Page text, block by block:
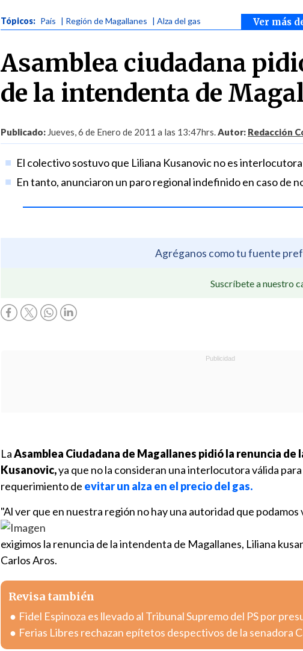
Ver más
Tópicos: País | Región de Magallanes | Alza del gas
Asamblea ciudadana
de la intendenta de
Publicado: Jueves, 6 de Enero de 2011 a las 13:47hrs.Autor: Redacción
El colectivo sostuvo que Liliana Kusanovic no es
En tanto, anunciaron un paro regional indefinido en caso de
Agréganos como tu fuente
Suscríbete a nuestro
LaAsamblea Ciudadana de Magallanes pidió la renuncia
Kusanovic,ya que no la consideran una interlocutora válida
requerimiento de evitar un alza en el precio del gas.
"Al ver que en nuestra región no hay una autoridad que
exigimos la renuncia de la intendenta de Magallanes, Liliana
Carlos Aros.
Revisa también
Fidel Espinoza es llevado al Tribunal Supremo del PS por
Ferias Libres rechazan epítetos despectivos de la senadora